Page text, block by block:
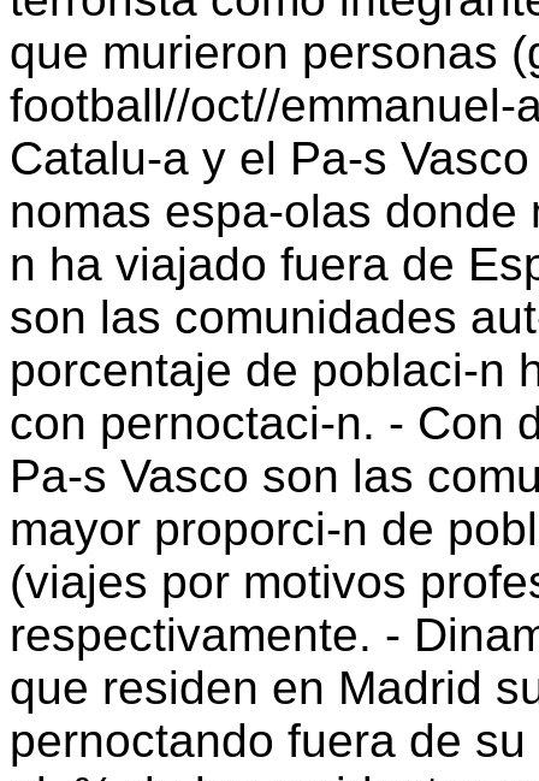
que murieron personas
football//oct//emmanuel-
Catalu-a y el Pa-s
nomas espa-olas
n ha viajado fuera de
son las comunidades
porcentaje de poblaci-n
con pernoctaci-n. - Con
Pa-s Vasco son las
mayor proporci-n de
(viajes por motivos
respectivamente. -
que residen en Madrid
pernoctando fuera de